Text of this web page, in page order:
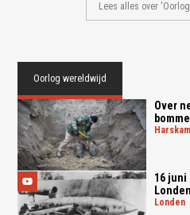
Lees alles over
Oorlog wereldwijd
Over
16 juni
Londen
londen